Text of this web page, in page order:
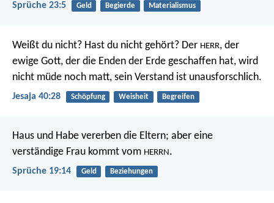
Sprüche 23:5 Geld Begierde Materialismus
Weißt du nicht? Hast du nicht gehört? Der HERR, der
ewige Gott, der die Enden der Erde geschaffen hat, wird
nicht müde noch matt, sein Verstand ist unausforschlich.
Jesaja 40:28 Schöpfung Weisheit Begreifen
Haus und Habe vererben die Eltern; aber eine
verständige Frau kommt vom HERRN.
Sprüche 19:14 Geld Beziehungen